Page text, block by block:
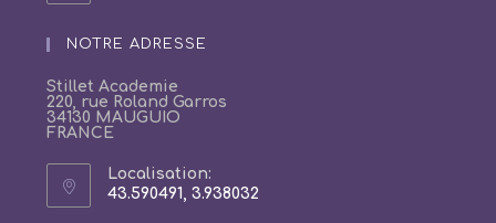
NOTRE ADRESSE
Stillet Academie
220, rue Roland Garros
34130 MAUGUIO
FRANCE
Localisation:
43.590491, 3.938032